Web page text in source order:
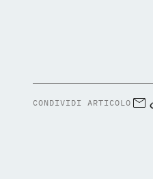
CONDIVIDI ARTICOLO